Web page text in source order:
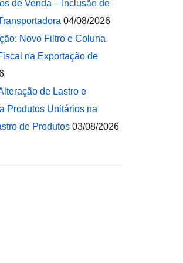
de Venda – Inclusão de
04/08/2026
Novo Filtro e Coluna
na Exportação de
de Lastro e
Produtos Unitários na
de Produtos 03/08/2026